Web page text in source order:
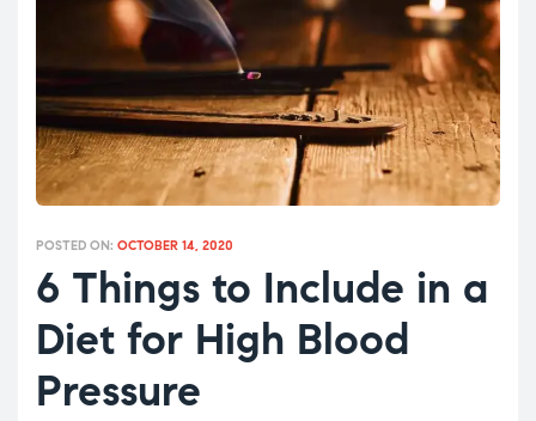
POSTED ON: OCTOBER 14, 2020
6 Things to Include in a
Diet for High Blood
Pressure